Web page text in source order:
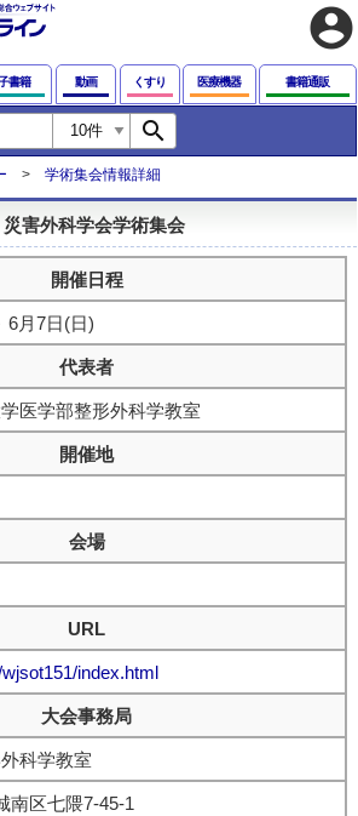
account_circle
書籍 動画 くすり 医療機器 書籍通販
search
学術集会情報詳細
害外科学会学術集会
開催日程
6月7日(日)
代表者
学部整形外科学教室
開催地
会場
URL
index.html
大会事務局
科学教室
南区七隈7-45-1